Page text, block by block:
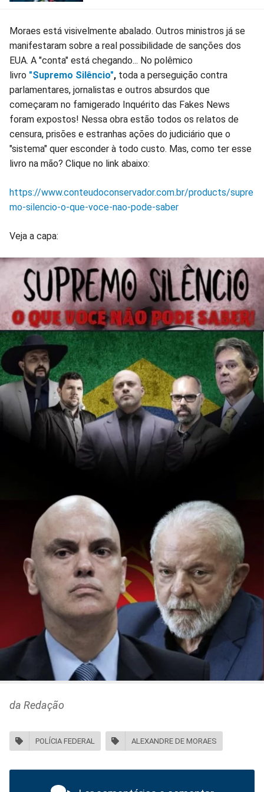
Moraes está visivelmente abalado. Outros ministros já se
manifestaram sobre a real possibilidade de sanções dos
EUA. A "conta" está chegando... No polêmico
livro "Supremo Silêncio", toda a perseguição contra
parlamentares, jornalistas e outros absurdos que
começaram no famigerado Inquérito das Fakes News
foram expostos! Nessa obra estão todos os relatos de
censura, prisões e estranhas ações do judiciário que o
"sistema" quer esconder à todo custo. Mas, como ter esse
livro na mão? Clique no link abaixo:
https://www.conteudoconservador.com.br/products/supre
mo-silencio-o-que-voce-nao-pode-saber
Veja a capa:
da Redação
POLÍCIA FEDERAL ALEXANDRE DE MORAES